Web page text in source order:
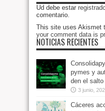
Ud debe estar
comentario.
This site uses Akismet
your comment data is
NOTICIAS RECIENTES
pymes y
den el
3 junio,
Cáceres